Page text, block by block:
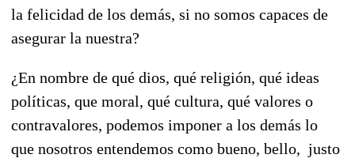
la felicidad de los demás, si no somos capaces de
asegurar la nuestra?
¿En nombre de qué dios, qué religión, qué ideas
políticas, que moral, qué cultura, qué valores o
contravalores, podemos imponer a los demás lo
que nosotros entendemos como bueno, bello, justo